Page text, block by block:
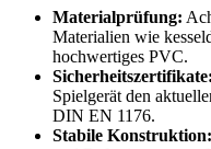
Materialprüfung:
Materialien wie
hochwertiges PVC.
Sicherheitszertifikate:
Spielgerät den
DIN EN 1176.
Stabile Konstruktion: